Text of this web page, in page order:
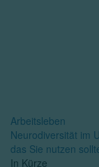
Arbeitsleben
Neurodiversität im
das Sie nutzen
In Kürze